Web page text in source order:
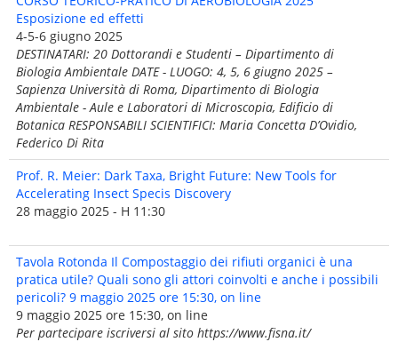
Esposizione ed effetti
4-5-6 giugno 2025
DESTINATARI: 20 Dottorandi e Studenti – Dipartimento di
Biologia Ambientale DATE - LUOGO: 4, 5, 6 giugno 2025 –
Sapienza Università di Roma, Dipartimento di Biologia
Ambientale - Aule e Laboratori di Microscopia, Edificio di
Botanica RESPONSABILI SCIENTIFICI: Maria Concetta D’Ovidio,
Federico Di Rita
Prof. R. Meier: Dark Taxa, Bright Future: New Tools for
Accelerating Insect Specis Discovery
28 maggio 2025 - H 11:30
Tavola Rotonda Il Compostaggio dei rifiuti organici è una
pratica utile? Quali sono gli attori coinvolti e anche i possibili
pericoli? 9 maggio 2025 ore 15:30, on line
9 maggio 2025 ore 15:30, on line
Per partecipare iscriversi al sito https://www.fisna.it/